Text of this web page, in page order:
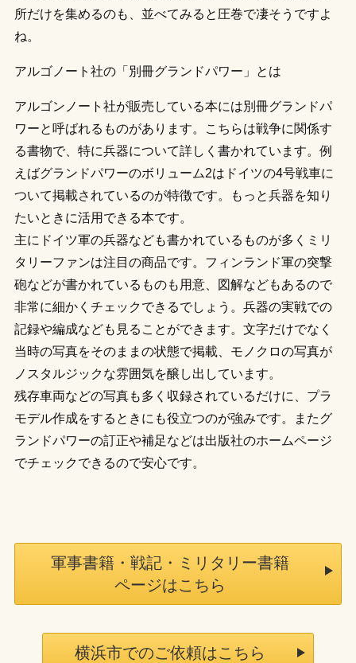
所だけを集めるのも、並べてみると圧巻で凄そうですよ
ね。
アルゴノート社の「別冊グランドパワー」とは
アルゴンノート社が販売している本には別冊グランドパ
ワーと呼ばれるものがあります。こちらは戦争に関係す
る書物で、特に兵器について詳しく書かれています。例
えばグランドパワーのボリューム2はドイツの4号戦車に
ついて掲載されているのが特徴です。もっと兵器を知り
たいときに活用できる本です。
主にドイツ軍の兵器なども書かれているものが多くミリ
タリーファンは注目の商品です。フィンランド軍の突撃
砲などが書かれているものも用意、図解などもあるので
非常に細かくチェックできるでしょう。兵器の実戦での
記録や編成なども見ることができます。文字だけでなく
当時の写真をそのままの状態で掲載、モノクロの写真が
ノスタルジックな雰囲気を醸し出しています。
残存車両などの写真も多く収録されているだけに、プラ
モデル作成をするときにも役立つのが強みです。またグ
ランドパワーの訂正や補足などは出版社のホームページ
でチェックできるので安心です。
軍事書籍・戦記・ミリタリー書籍
ページはこちら
横浜市でのご依頼はこちら